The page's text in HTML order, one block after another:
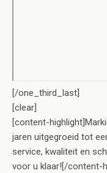
[/one_third_last]
[clear]
[content-
jaren uitgegroeid tot
service, kwaliteit en
voor u klaar![/content-